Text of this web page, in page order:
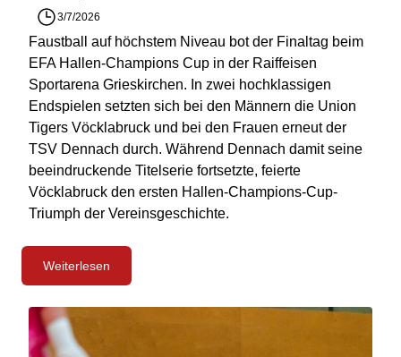
3/7/2026
Faustball auf höchstem Niveau bot der Finaltag beim
EFA Hallen-Champions Cup in der Raiffeisen
Sportarena Grieskirchen. In zwei hochklassigen
Endspielen setzten sich bei den Männern die Union
Tigers Vöcklabruck und bei den Frauen erneut der
TSV Dennach durch. Während Dennach damit seine
beeindruckende Titelserie fortsetzte, feierte
Vöcklabruck den ersten Hallen-Champions-Cup-
Triumph der Vereinsgeschichte.
Weiterlesen